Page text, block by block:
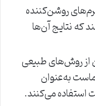
روشن‌کننده
که نتایج آن‌ها
از روش‌های طبیعی
ماست به‌عنوان
می‌کنند.